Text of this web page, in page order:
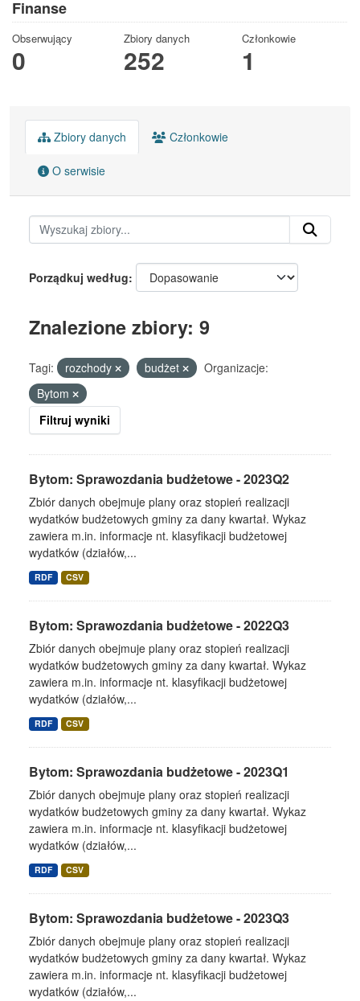
Finanse
Obserwujący
0
Zbiory danych
252
Członkowie
1
Zbiory danych Członkowie
O serwisie
Porządkuj według
Znalezione zbiory: 9
Tagi: rozchody budżet
Organizacje:
Bytom
Filtruj wyniki
Bytom: Sprawozdania budżetowe - 2023Q2
Zbiór danych obejmuje plany oraz stopień realizacji
wydatków budżetowych gminy za dany kwartał. Wykaz
zawiera m.in. informacje nt. klasyfikacji budżetowej
wydatków (działów,...
RDF CSV
Bytom: Sprawozdania budżetowe - 2022Q3
Zbiór danych obejmuje plany oraz stopień realizacji
wydatków budżetowych gminy za dany kwartał. Wykaz
zawiera m.in. informacje nt. klasyfikacji budżetowej
wydatków (działów,...
RDF CSV
Bytom: Sprawozdania budżetowe - 2023Q1
Zbiór danych obejmuje plany oraz stopień realizacji
wydatków budżetowych gminy za dany kwartał. Wykaz
zawiera m.in. informacje nt. klasyfikacji budżetowej
wydatków (działów,...
RDF CSV
Bytom: Sprawozdania budżetowe - 2023Q3
Zbiór danych obejmuje plany oraz stopień realizacji
wydatków budżetowych gminy za dany kwartał. Wykaz
zawiera m.in. informacje nt. klasyfikacji budżetowej
wydatków (działów,...